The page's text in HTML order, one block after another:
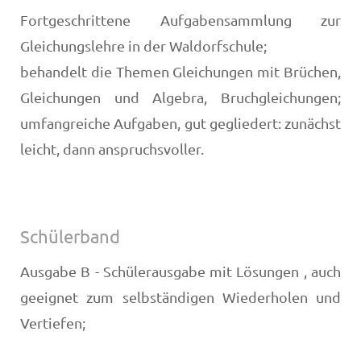
Fortgeschrittene Aufgabensammlung zur
Gleichungslehre in der Waldorfschule;
behandelt die Themen Gleichungen mit Brüchen,
Gleichungen und Algebra, Bruchgleichungen;
umfangreiche Aufgaben, gut gegliedert: zunächst
leicht, dann anspruchsvoller.
Schülerband
Ausgabe B - Schülerausgabe mit Lösungen , auch
geeignet zum selbständigen Wiederholen und
Vertiefen;